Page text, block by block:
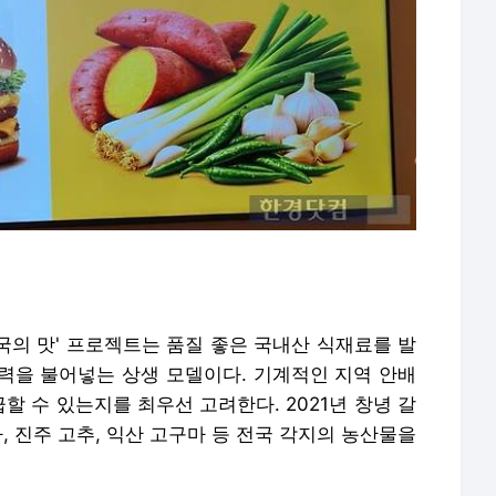
의 맛' 프로젝트는 품질 좋은 국내산 식재료를 발
을 불어넣는 상생 모델이다. 기계적인 지역 안배
수 있는지를 최우선 고려한다. 2021년 창녕 갈
진주 고추, 익산 고구마 등 전국 각지의 농산물을